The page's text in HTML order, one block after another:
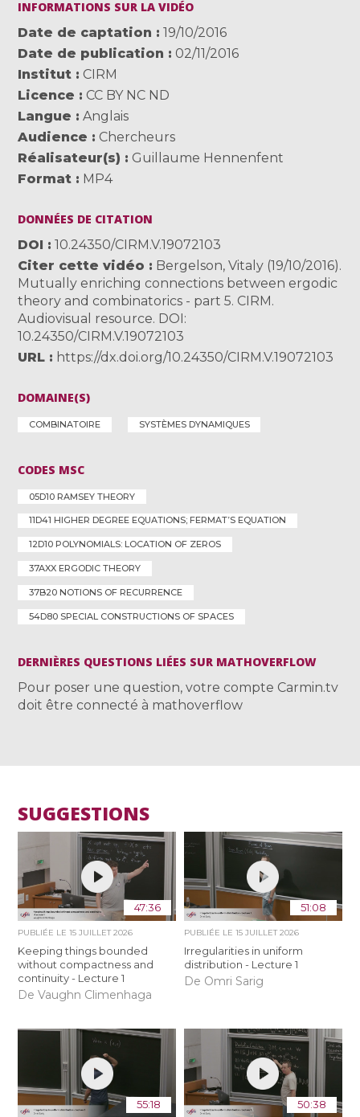
INFORMATIONS SUR LA VIDÉO
Date de captation
19/10/2016
Date de publication
02/11/2016
Institut
CIRM
Licence
CC BY NC ND
Langue
Anglais
Audience
Chercheurs
Réalisateur(s)
Guillaume Hennenfent
Format
MP4
DONNÉES DE CITATION
DOI
10.24350/CIRM.V.19072103
Citer cette vidéo
Bergelson, Vitaly (19/10/2016).
Mutually enriching connections between ergodic
theory and combinatorics - part 5. CIRM.
Audiovisual resource. DOI:
10.24350/CIRM.V.19072103
URL
https://dx.doi.org/10.24350/CIRM.V.19072103
DOMAINE(S)
COMBINATOIRE SYSTÈMES DYNAMIQUES
CODES MSC
05D10 RAMSEY THEORY
11D41 HIGHER DEGREE EQUATIONS; FERMAT’S EQUATION
12D10 POLYNOMIALS: LOCATION OF ZEROS
37AXX ERGODIC THEORY
37B20 NOTIONS OF RECURRENCE
54D80 SPECIAL CONSTRUCTIONS OF SPACES
DERNIÈRES QUESTIONS LIÉES SUR MATHOVERFLOW
Pour poser une question, votre compte Carmin.tv
doit être connecté à mathoverflow
SUGGESTIONS
47:36
PUBLIÉE LE15 JUILLET 2026
Keeping things bounded
without compactness and
continuity - Lecture 1
De Vaughn Climenhaga
51:08
PUBLIÉE LE 15 JUILLET 2026
Irregularities in uniform
distribution - Lecture 1
De Omri Sarig
55:18 50:38